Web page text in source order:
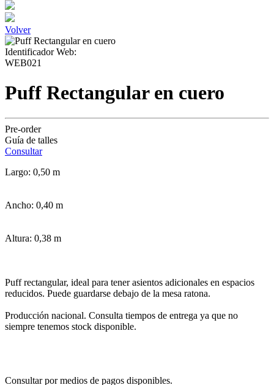
Volver
Identificador Web:
WEB021
Puff Rectangular en cuero
Pre-order
Guía de talles
Consultar
Largo: 0,50 m
Ancho: 0,40 m
Altura: 0,38 m
Puff rectangular, ideal para tener asientos adicionales en espacios
reducidos. Puede guardarse debajo de la mesa ratona.
Producción nacional. Consulta tiempos de entrega ya que no
siempre tenemos stock disponible.
Consultar por medios de pagos disponibles.